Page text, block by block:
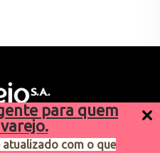
para quem
atualizado com o que